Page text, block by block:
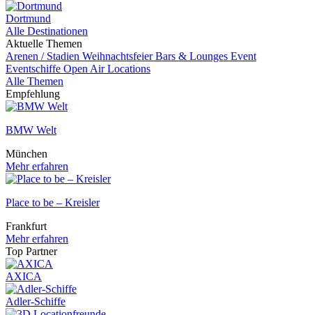
Dortmund
Alle Destinationen
Aktuelle Themen
Arenen / Stadien WeihnachtsfeierBars & Lounges Event
Eventschiffe Open Air Locations
Alle Themen
Empfehlung
BMW Welt
München
Mehr erfahren
Place to be – Kreisler
Frankfurt
Mehr erfahren
Top Partner
AXICA
Adler-Schiffe